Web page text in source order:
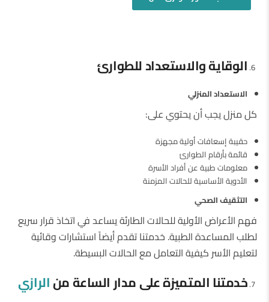
الوقاية والاستعداد للطوارئ
الاستعداد المنزلي
كل منزل يجب أن يحتوي على:
حقيبة إسعافات أولية مجهزة
قائمة بأرقام الطوارئ
معلومات طبية عن أفراد الأسرة
الأدوية الأساسية للحالات المزمنة
التثقيف الصحي
فهم الأعراض الأولية للحالات الطارئة يساعد في اتخاذ قرار سريع
لطلب المساعدة الطبية. خدمتنا تقدم أيضاً استشارات وقائية
لتعليم الأسر كيفية التعامل مع الحالات البسيطة.
خدمتنا المتميزة على مدار الساعة منالرازي